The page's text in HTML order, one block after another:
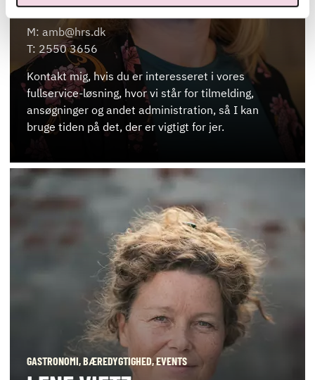
M: amb@hrs.dk
T: 2550 3656
Kontakt mig, hvis du er interesseret i vores
fullservice-løsning, hvor vi står for tilmelding,
ansøgninger og andet administration, så I kan
bruge tiden på det, der er vigtigt for jer.
GASTRONOMI, BÆREDYGTIGHED, EVENTS